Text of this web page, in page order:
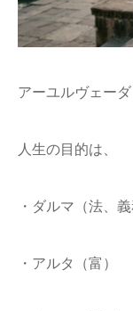
アーユルヴェー
人生の目的は、
・ダルマ（法、義
・アルタ（富）